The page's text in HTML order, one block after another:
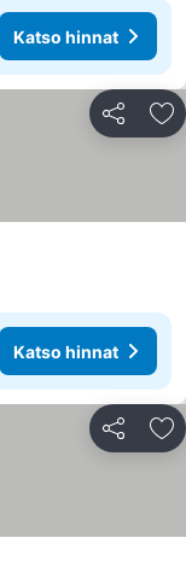
Katso hinnat
Jaa
Katso hinnat
Jaa